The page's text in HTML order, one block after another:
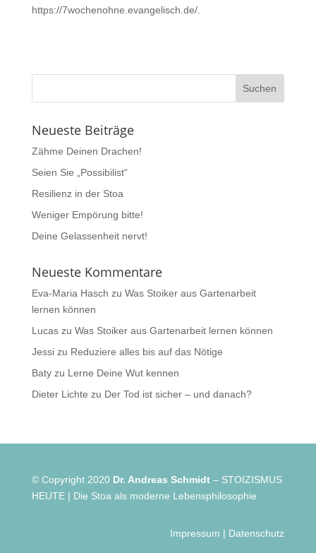
https://7wochenohne.evangelisch.de/.
Neueste Beiträge
Zähme Deinen Drachen!
Seien Sie „Possibilist“
Resilienz in der Stoa
Weniger Empörung bitte!
Deine Gelassenheit nervt!
Neueste Kommentare
Eva-Maria Hasch zu Was Stoiker aus Gartenarbeit
lernen können
Lucaszu Was Stoiker aus Gartenarbeit lernen können
Jessizu Reduziere alles bis auf das Nötige
Batyzu Lerne Deine Wut kennen
Dieter Lichte zu Der Tod ist sicher – und danach?
© Copyright 2020 Dr. Andreas Schmidt– STOIZISMUS
HEUTE | Die Stoa als moderne Lebensphilosophie
Impressum | Datenschutz